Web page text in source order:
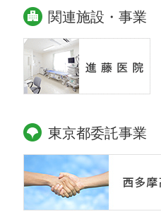
関連施設・事業
東京都委託事業